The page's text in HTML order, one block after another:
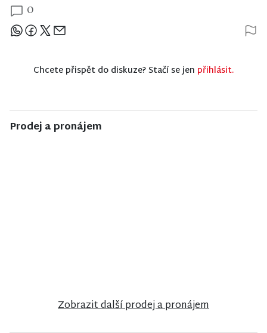
0
Sdílejte článek
Chcete přispět do diskuze? Stačí se jen přihlásit.
Prodej a pronájem
Zobrazit další prodej a pronájem